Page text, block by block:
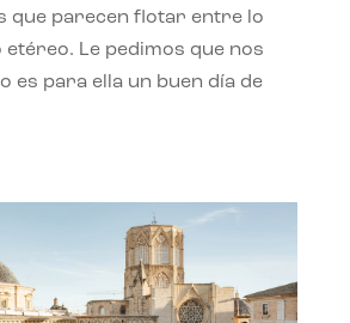
que parecen flotar entre lo
etéreo. Le pedimos que nos
es para ella un buen día de